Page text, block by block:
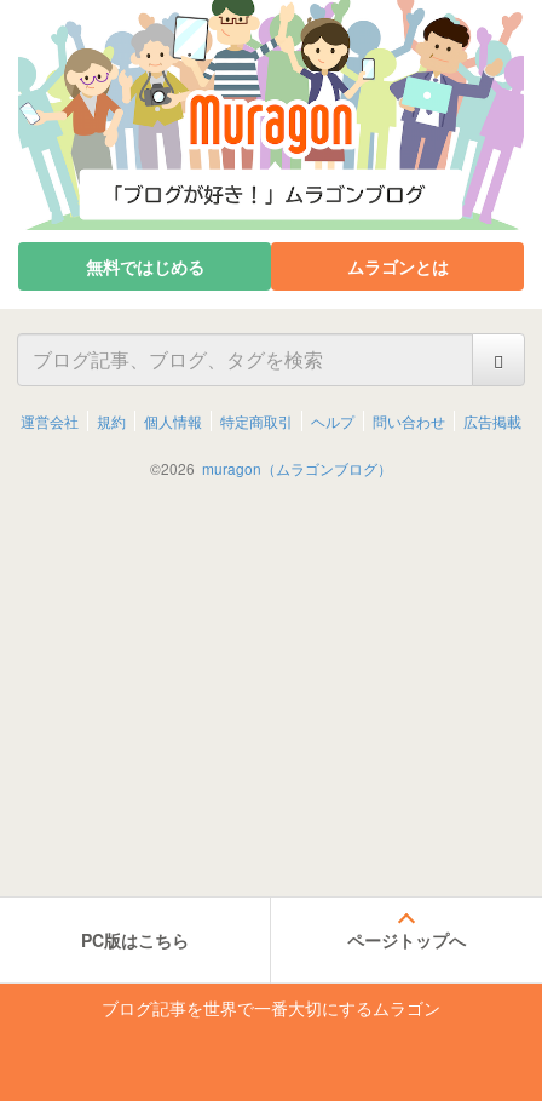
無料ではじめる ムラゴンとは
運営会社 規約 個人情報 特定商取引 ヘルプ 問い合わせ 広告掲載
©2026 muragon（ムラゴンブログ）
PC版はこちら ページトップへ
ブログ記事を世界で一番大切にするムラゴン